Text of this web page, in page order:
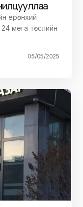
ерөнхий
24 мега төслийн
05/05/2025